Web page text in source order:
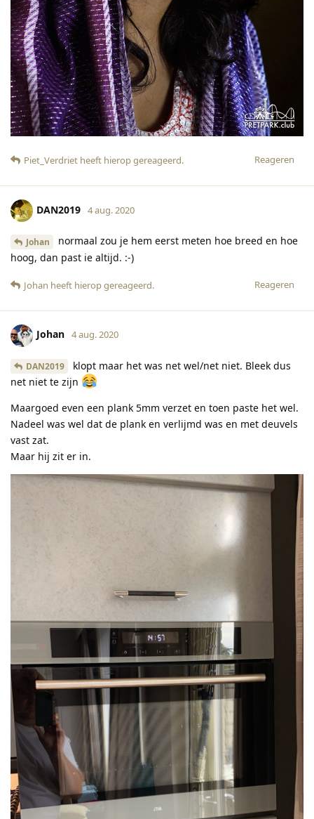
Reageren
Piet_Verdriet heeft hierop gereageerd.
DAN2019 4 aug. 2020
Johan
normaal zou je hem eerst meten hoe breed en hoe
hoog, dan past ie altijd. :-)
Reageren
Johan heeft hierop gereageerd.
Johan 4 aug. 2020
DAN2019
klopt maar het was net wel/net niet. Bleek dus
net niet te zijn
Maargoed even een plank 5mm verzet en toen paste het wel.
Nadeel was wel dat de plank en verlijmd was en met deuvels
vast zat.
Maar hij zit er in.